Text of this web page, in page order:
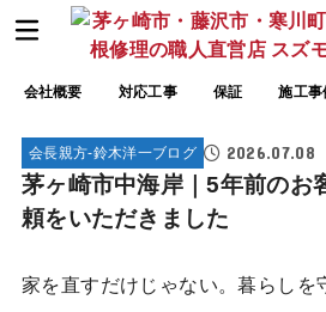
会社概要 対応工事 保証 施工事
会長親方-鈴木洋一ブログ 2026.07.08
茅ヶ崎市中海岸｜5年前のお
頼をいただきまし
家を直すだけじゃない。暮らしを